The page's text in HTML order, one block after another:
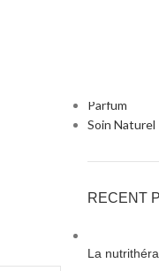
Parfum
Soin Naturel
RECENT
La